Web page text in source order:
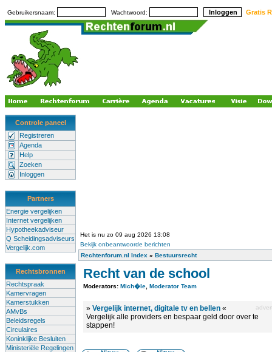
Gebruikersnaam: Wachtwoord: Gratis
Controle paneel
Registreren
Agenda
Help
Zoeken
Inloggen
Partners
Energie vergelijken
Internet vergelijken
Hypotheekadviseur
Q Scheidingsadviseurs
Vergelijk.com
Rechtsbronnen
Rechtspraak
Kamervragen
Kamerstukken
AMvBs
Beleidsregels
Circulaires
Koninklijke Besluiten
Ministeriële Regelingen
Het is nu zo 09 aug 2026 13:08
Bekijk onbeantwoorde berichten
Rechtenforum.nl Index » Bestuursrecht
Recht van de school
Moderators: Mich�le Moderator Team
» Vergelijk internet, digitale tv en bellen «
Vergelijk alle providers en bespaar geld door over te
stappen!